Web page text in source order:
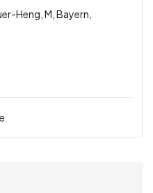
Heng, M, Bayern,